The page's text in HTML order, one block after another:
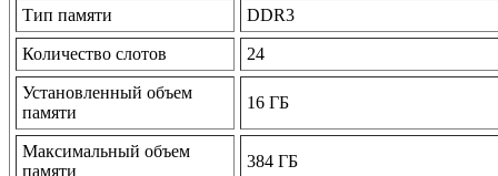
Тип памяти DDR3
Количество слотов 24
Установленный объем
памяти
16 ГБ
Максимальный объем
памяти
384 ГБ